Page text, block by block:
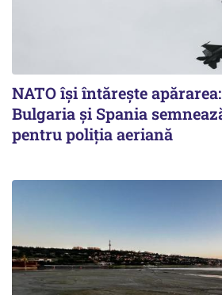
NATO își întărește
Bulgaria și Spania
pentru poliția aeriană